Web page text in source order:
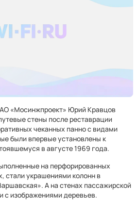
«Мосинжпроект» Юрий Кравцов
стены после реставрации
чеканных панно с видами
были впервые установлены к
в августе 1969 года.
на перфорированных
стали украшениями колонн в
А на стенах пассажирской
с изображениями деревьев.